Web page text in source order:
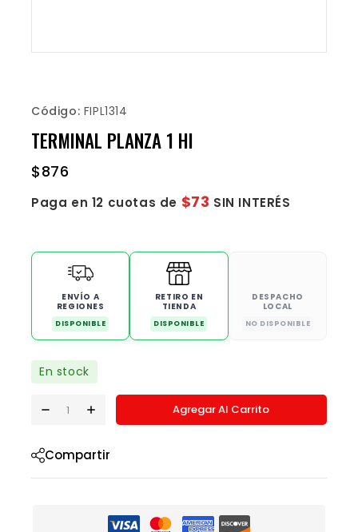
Código: FIPL1314
TERMINAL PLANZA 1 HI
$876
Paga en 12 cuotas de $73 SIN INTERÉS
ENVÍO A
REGIONES
DISPONIBLE
RETIRO EN
TIENDA
DISPONIBLE
DESPACHO
LOCAL
NO DISPONIBLE
En stock
Agregar Al Carrito
Compartir